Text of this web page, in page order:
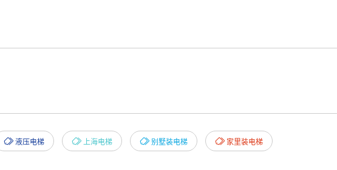
液压电梯 上海电梯 别墅装电梯 家里装电梯